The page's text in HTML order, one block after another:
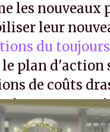
les nouveaux
leur
du
plan d'action
de coûts
virer le